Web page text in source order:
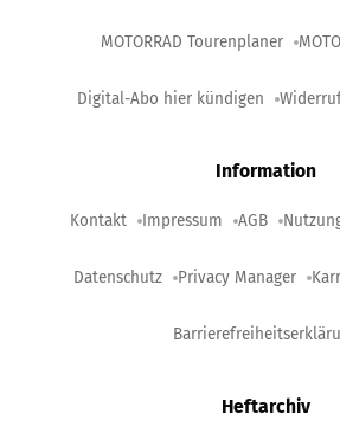
MOTORRAD Tourenplaner
Digital-Abo hier kündigen
Information
Kontakt Impressum AGB
Datenschutz Privacy Manager
Heftarchiv